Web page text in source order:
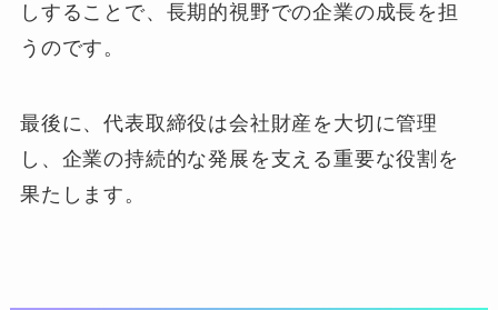
しすることで、長期的視野での企業の成長を担
うのです。
最後に、代表取締役は会社財産を大切に管理
し、企業の持続的な発展を支える重要な役割を
果たします。